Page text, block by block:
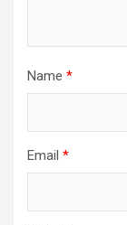
Name *
Email *